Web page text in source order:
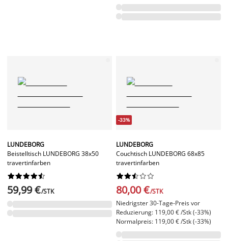
LUNDEBORG
Beistelltisch LUNDEBORG 38x50
travertinfarben






59,99 €/STK
-33%
LUNDEBORG
Couchtisch LUNDEBORG 68x85
travertinfarben






80,00 €/STK
Niedrigster 30-Tage-Preis vor
Reduzierung: 119,00 € /Stk (-33%)
Normalpreis: 119,00 € /Stk (-33%)